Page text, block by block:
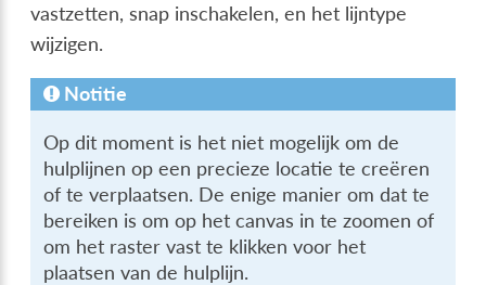
vastzetten, snap inschakelen, en het lijntype
wijzigen.
Notitie
Op dit moment is het niet mogelijk om de
hulplijnen op een precieze locatie te creëren
of te verplaatsen. De enige manier om dat te
bereiken is om op het canvas in te zoomen of
om het raster vast te klikken voor het
plaatsen van de hulplijn.